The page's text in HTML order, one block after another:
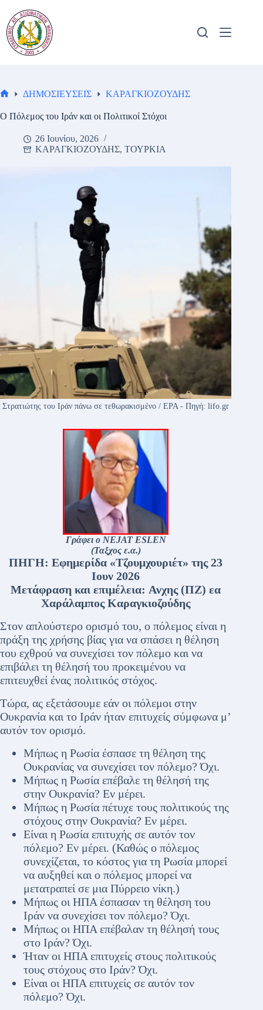
στο
περιεχόμενο
σελίδα
ΔΗΜΟΣΙΕΥΣΕΙΣ ΚΑΡΑΓΚΙΟΖΟΥΔΗΣ
Ο Πόλεμος του Ιράν και οι Πολιτικοί Στόχοι
26 Ιουνίου, 2026
ΚΑΡΑΓΚΙΟΖΟΥΔΗΣ, ΤΟΥΡΚΙΑ
Στρατιώτης του Ιράν πάνω σε τεθωρακισμένο / EPA - Πηγή: lifo.gr
Γράφει ο NEJAT ESLEN
(Ταξχος ε.α.)
ΠΗΓΗ: Εφημερίδα «Τζουμχουριέτ» της 23
Ιουν 2026
Mετάφραση και επιμέλεια: Ανχης (ΠΖ) εα
Χαράλαμπος Καραγκιοζούδης
Στον απλούστερο ορισμό του, ο πόλεμος είναι η
πράξη της χρήσης βίας για να σπάσει η θέληση
του εχθρού να συνεχίσει τον πόλεμο και να
επιβάλει τη θέλησή του προκειμένου να
επιτευχθεί ένας πολιτικός στόχος.
Τώρα, ας εξετάσουμε εάν οι πόλεμοι στην
Ουκρανία και το Ιράν ήταν επιτυχείς σύμφωνα μ’
αυτόν τον ορισμό.
Μήπως η Ρωσία έσπασε τη θέληση της
Ουκρανίας να συνεχίσει τον πόλεμο? Όχι.
Μήπως η Ρωσία επέβαλε τη θέλησή της
στην Ουκρανία? Εν μέρει.
Μήπως η Ρωσία πέτυχε τους πολιτικούς της
στόχους στην Ουκρανία? Εν μέρει.
Είναι η Ρωσία επιτυχής σε αυτόν τον
πόλεμο? Εν μέρει. (Καθώς ο πόλεμος
συνεχίζεται, το κόστος για τη Ρωσία μπορεί
να αυξηθεί και ο πόλεμος μπορεί να
μετατραπεί σε μια Πύρρειο νίκη.)
Μήπως οι ΗΠΑ έσπασαν τη θέληση του
Ιράν να συνεχίσει τον πόλεμο? Όχι.
Μήπως οι ΗΠΑ επέβαλαν τη θέλησή τους
στο Ιράν? Όχι.
Ήταν οι ΗΠΑ επιτυχείς στους πολιτικούς
τους στόχους στο Ιράν? Όχι.
Είναι οι ΗΠΑ επιτυχείς σε αυτόν τον
πόλεμο? Όχι.